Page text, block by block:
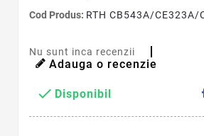
Cod Produs: RTH CB543A/CE323A/
Nu sunt inca recenzii
Adauga o recenzie
 Disponibil